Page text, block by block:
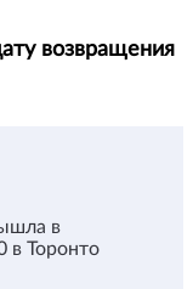
возвращения
в
в Торонто